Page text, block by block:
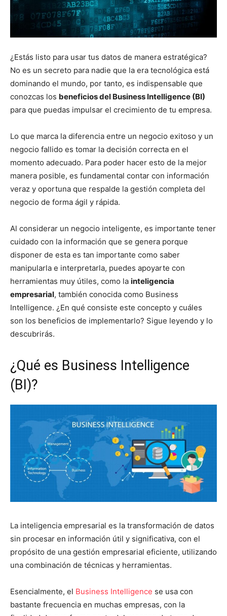
¿Estás listo para usar tus datos de manera estratégica?
No es un secreto para nadie que la era tecnológica está
dominando el mundo, por tanto, es indispensable que
conozcas los beneficios del Business Intelligence (BI)
para que puedas impulsar el crecimiento de tu empresa.
Lo que marca la diferencia entre un negocio exitoso y un
negocio fallido es tomar la decisión correcta en el
momento adecuado. Para poder hacer esto de la mejor
manera posible, es fundamental contar con información
veraz y oportuna que respalde la gestión completa del
negocio de forma ágil y rápida.
Al considerar un negocio inteligente, es importante tener
cuidado con la información que se genera porque
disponer de esta es tan importante como saber
manipularla e interpretarla, puedes apoyarte con
herramientas muy útiles, como la inteligencia
empresarial, también conocida como Business
Intelligence. ¿En qué consiste este concepto y cuáles
son los beneficios de implementarlo? Sigue leyendo y lo
descubrirás.
¿Qué es Business Intelligence
(BI)?
La inteligencia empresarial es la transformación de datos
sin procesar en información útil y significativa, con el
propósito de una gestión empresarial eficiente, utilizando
una combinación de técnicas y herramientas.
Esencialmente, el Business Intelligence se usa con
bastante frecuencia en muchas empresas, con la